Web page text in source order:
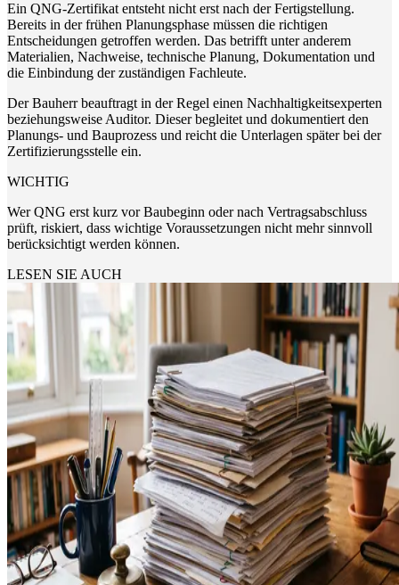
Ein QNG-Zertifikat entsteht nicht erst nach der Fertigstellung.
Bereits in der frühen Planungsphase müssen die richtigen
Entscheidungen getroffen werden. Das betrifft unter anderem
Materialien, Nachweise, technische Planung, Dokumentation und
die Einbindung der zuständigen Fachleute.
Der Bauherr beauftragt in der Regel einen Nachhaltigkeitsexperten
beziehungsweise Auditor. Dieser begleitet und dokumentiert den
Planungs- und Bauprozess und reicht die Unterlagen später bei der
Zertifizierungsstelle ein.
WICHTIG
Wer QNG erst kurz vor Baubeginn oder nach Vertragsabschluss
prüft, riskiert, dass wichtige Voraussetzungen nicht mehr sinnvoll
berücksichtigt werden können.
LESEN SIE AUCH